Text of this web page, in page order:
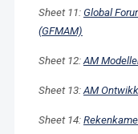
Sheet 11: Global
(GFMAM)
Sheet 12:AM
Sheet 13:AM
Sheet 14: